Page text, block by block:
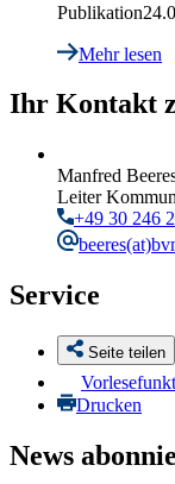
Publikation
Mehr lesen
Ihr Kontakt
Manfred
Leiter
+49 30 246
beeres
Service
Seite teilen
Drucken
News